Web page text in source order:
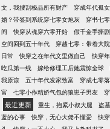
文，我搜刮极品所有财产
穿成年代孤
婚？带签到系统穿七零女炮灰
穿书七
间
快穿从魂穿六零开始 假千金手撕
空间回到五十年代
穿越七零：带着大
日常
快穿之在年代文里做自己 快穿
吃瓜第一线
嫁给修理工后她震惊全球
我原谅
五十年代发家致富 穿成七零
富
七零小作精娇气包的狼崽子男友
最近更新 重生，抱紧小叔大腿 盗
蓝的心事
快穿，无心大佬不懂爱 快